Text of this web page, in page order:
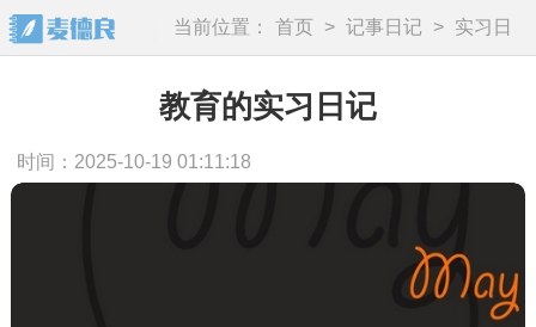
当前位置： 首页 > 记事日记 >
实习日
记
教育的实习日记
时间：2025-10-19 01:11:18